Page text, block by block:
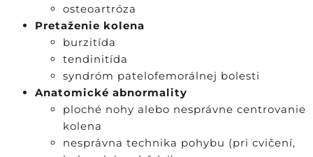
osteoartróza
Pretaženie kolena
burzitída
tendinitída
syndróm patelofemorálnej bolesti
Anatomické abnormality
ploché nohy alebo nesprávne centrovanie
kolena
nesprávna technika pohybu (pri cvičení,